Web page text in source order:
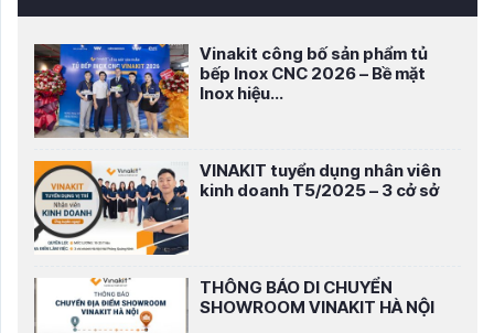
Vinakit công bố sản phẩm tủ
bếp Inox CNC 2026 – Bề mặt
Inox hiệu...
VINAKIT tuyển dụng nhân viên
kinh doanh T5/2025 – 3 cở sở
THÔNG BÁO DI CHUYỂN
SHOWROOM VINAKIT HÀ NỘI